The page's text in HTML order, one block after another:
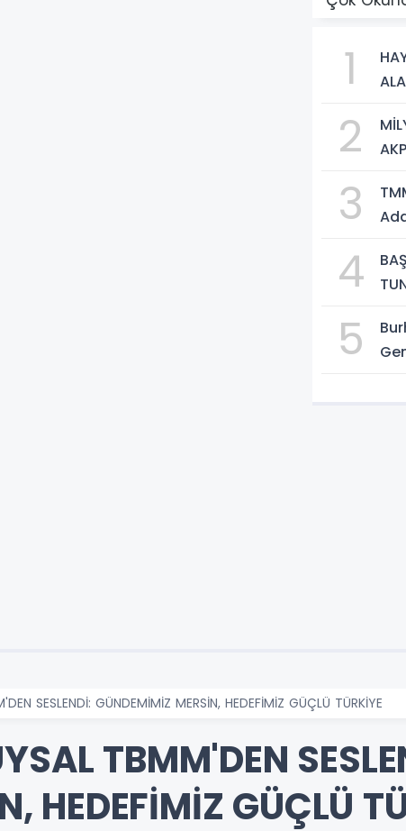
1
2
3
4
5
SESLENDİ: GÜNDEMİMİZ MERSİN, HEDEFİMİZ GÜÇLÜ TÜRKİYE
TBMM'DEN
HEDEFİMİZ GÜÇLÜ